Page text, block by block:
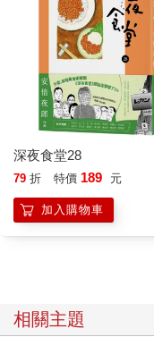
深夜食堂28
79 折 特價 189 元
加入購物車
相關主題